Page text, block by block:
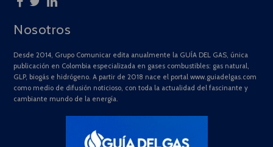
Nosotros
Desde 2014, Grupo Comunicar edita anualmente la GUÍA DEL GAS, única
publicación en Colombia especializada en gases combustibles: gas natural,
GLP, biogás e hidrógeno. A partir de 2018 nace el portal www.guiadelgas.com
como medio de difusión noticioso, con toda la actualidad del fascinante y
cambiante mundo de la energía.